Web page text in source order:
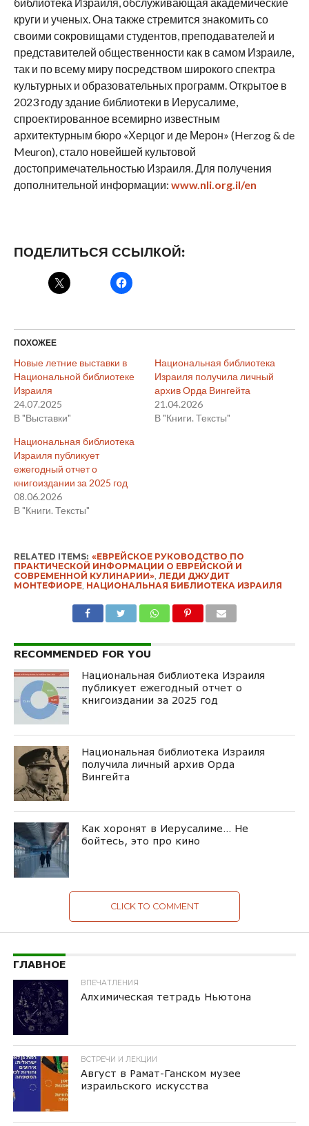
библиотека Израиля, обслуживающая академические
круги и ученых. Она также стремится знакомить со
своими сокровищами студентов, преподавателей и
представителей общественности как в самом Израиле,
так и по всему миру посредством широкого спектра
культурных и образовательных программ. Открытое в
2023 году здание библиотеки в Иерусалиме,
спроектированное всемирно известным
архитектурным бюро «Херцог и де Мерон» (Herzog & de
Meuron), стало новейшей культовой
достопримечательностью Израиля. Для получения
дополнительной информации: www.nli.org.il/en
ПОДЕЛИТЬСЯ ССЫЛКОЙ:
ПОХОЖЕЕ
Новые летние выставки в
Национальной библиотеке
Израиля
24.07.2025
В "Выставки"
Национальная библиотека
Израиля получила личный
архив Орда Вингейта
21.04.2026
В "Книги. Тексты"
Национальная библиотека
Израиля публикует
ежегодный отчет о
книгоиздании за 2025 год
08.06.2026
В "Книги. Тексты"
RELATED ITEMS: «ЕВРЕЙСКОЕ РУКОВОДСТВО ПО
ПРАКТИЧЕСКОЙ ИНФОРМАЦИИ О ЕВРЕЙСКОЙ И
СОВРЕМЕННОЙ КУЛИНАРИИ», ЛЕДИ ДЖУДИТ
МОНТЕФИОРЕ, НАЦИОНАЛЬНАЯ БИБЛИОТЕКА ИЗРАИЛЯ
RECOMMENDED FOR YOU
Национальная библиотека Израиля
публикует ежегодный отчет о
книгоиздании за 2025 год
Национальная библиотека Израиля
получила личный архив Орда
Вингейта
Как хоронят в Иерусалиме… Не
бойтесь, это про кино
CLICK TO COMMENT
ГЛАВНОЕ
ВПЕЧАТЛЕНИЯ
Алхимическая тетрадь Ньютона
ВСТРЕЧИ И ЛЕКЦИИ
Август в Рамат-Ганском музее
израильского искусства